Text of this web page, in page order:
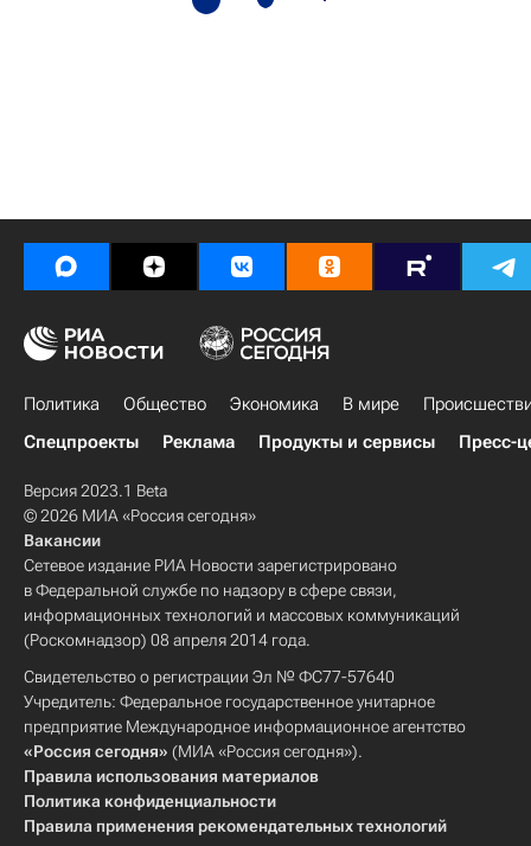
Политика Общество Экономика В мире
Спецпроекты
Реклама Продукты и сервисы Пресс-
Версия 2023.1 Beta
© 2026 МИА «Россия сегодня»
Вакансии
Сетевое издание РИА Новости зарегистрировано
в Федеральной службе по надзору в сфере связи,
информационных технологий и массовых коммуникаций
(Роскомнадзор) 08 апреля 2014 года.
Свидетельство о регистрации Эл № ФС77-57640
Учредитель: Федеральное государственное унитарное
предприятие Международное информационное агентство
«Россия сегодня» (МИА «Россия сегодня»).
Правила использования материалов
Политика конфиденциальности
Правила применения рекомендательных технологий